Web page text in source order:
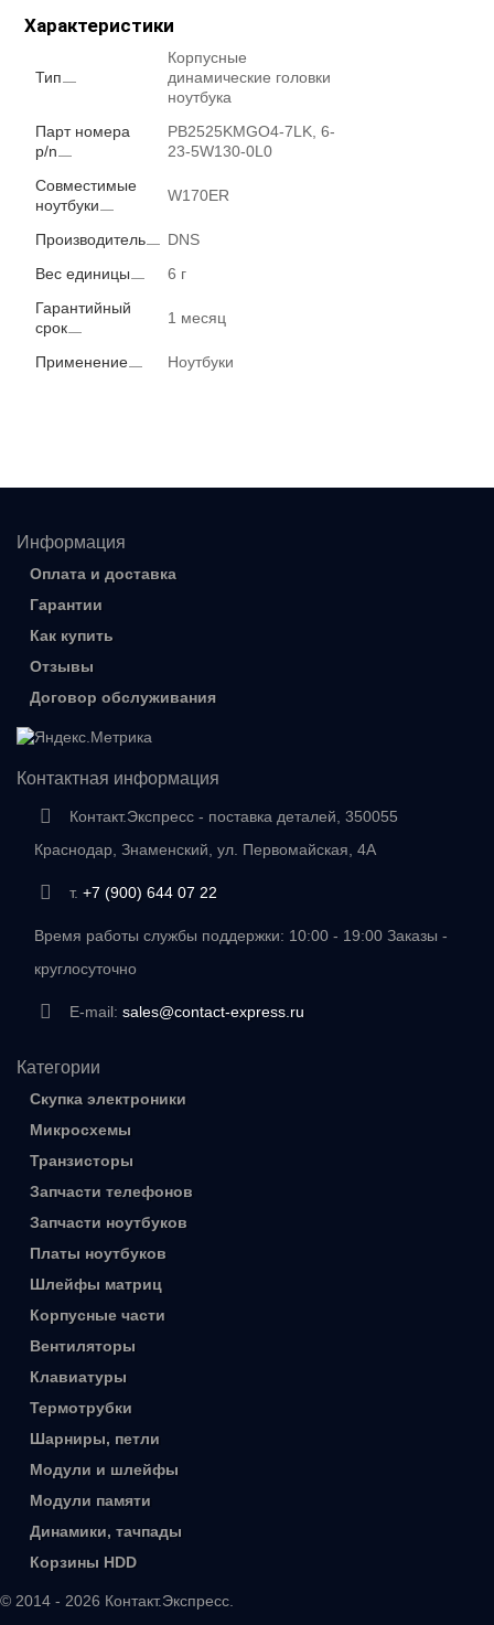
Характеристики
Тип
Корпусные
динамические головки
ноутбука
Парт номера
p/n
PB2525KMGO4-7LK, 6-
23-5W130-0L0
Совместимые
ноутбуки
W170ER
Производитель
DNS
Вес единицы
6 г
Гарантийный
срок
1 месяц
Применение Ноутбуки
Информация
Оплата и доставка
Гарантии
Как купить
Отзывы
Договор обслуживания
Контактная информация
Контакт.Экспресс - поставка деталей, 350055
Краснодар, Знаменский, ул. Первомайская, 4А
т. +7 (900) 644 07 22
Время работы службы поддержки: 10:00 - 19:00 Заказы -
круглосуточно
E-mail: sales@contact-express.ru
Категории
Скупка электроники
Микросхемы
Транзисторы
Запчасти телефонов
Запчасти ноутбуков
Платы ноутбуков
Шлейфы матриц
Корпусные части
Вентиляторы
Клавиатуры
Термотрубки
Шарниры, петли
Модули и шлейфы
Модули памяти
Динамики, тачпады
Корзины HDD
© 2014 - 2026 Контакт.Экспресс.